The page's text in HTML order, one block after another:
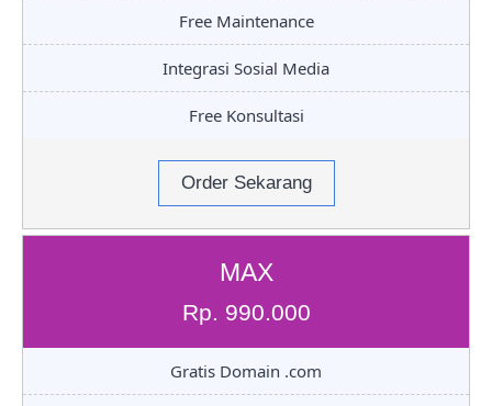
Free Maintenance
Integrasi Sosial Media
Free Konsultasi
Order Sekarang
MAX
Rp. 990.000
Gratis Domain .com